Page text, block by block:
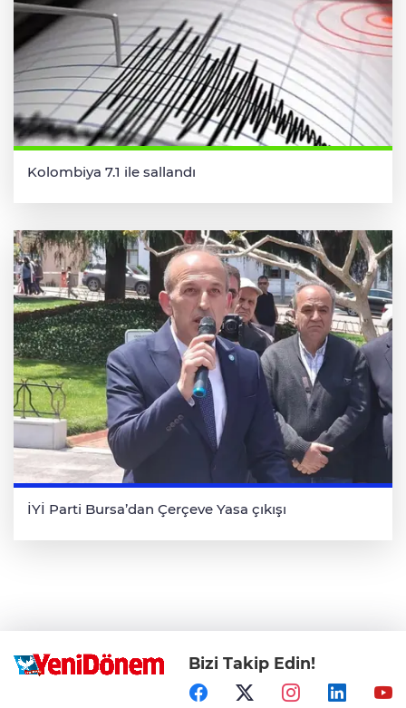
Kolombiya 7.1 ile sallandı
İYİ Parti Bursa’dan Çerçeve Yasa çıkışı
Bizi Takip Edin!